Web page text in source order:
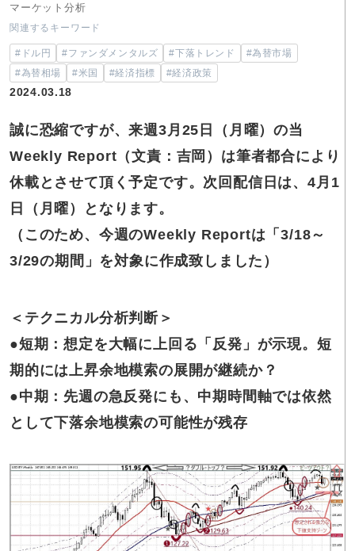
マーケット分析
関連するキーワード
#ドル円 #ファンダメンタルズ #下落トレンド
#為替市場
#為替相場
#米国 #経済指標 #経済政策
2024.03.18
誠に恐縮ですが、来週3月25日（月曜）の当
Weekly Report（文責：吉岡）は筆者都合により
休載とさせて頂く予定です。次回配信日は、4月1
日（月曜）となります。
（このため、今週のWeekly Reportは「3/18～
3/29の期間」を対象に作成致しました）
＜テクニカル分析判断＞
●短期：想定を大幅に上回る「反発」が示現。短
期的には上昇余地模索の展開が継続か？
●中期：先週の急反発にも、中期時間軸では依然
として下落余地模索の可能性が残存